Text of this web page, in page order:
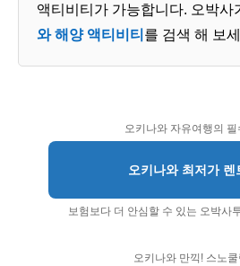
액티비티가 가능합니다. 오박사
와 해양 액티비티 를 검색 해 보
오키나와 자유여행의
오키나와 최저가 렌
보험보다 더 안심할 수 있는 오박사
오키나와 만끽! 스노